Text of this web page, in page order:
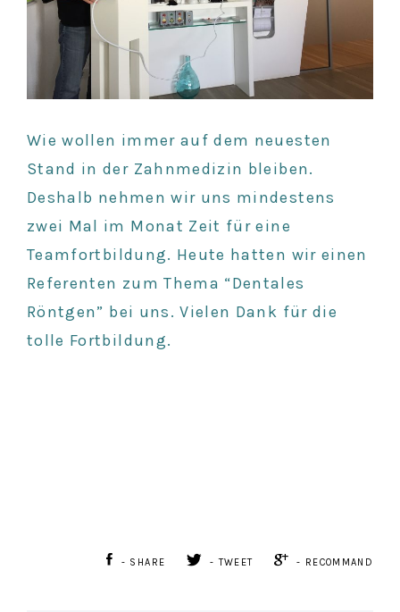
Wie wollen immer auf dem neuesten
Stand in der Zahnmedizin bleiben.
Deshalb nehmen wir uns mindestens
zwei Mal im Monat Zeit für eine
Teamfortbildung. Heute hatten wir einen
Referenten zum Thema “Dentales
Röntgen” bei uns. Vielen Dank für die
tolle Fortbildung.
- SHARE - TWEET - RECOMMAND